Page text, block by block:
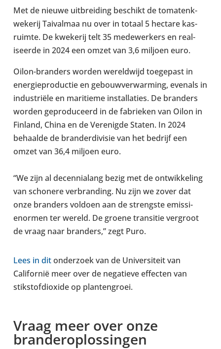
Met de nieuwe uit­breiding beschikt de tomaten­k­
wekerij Taival­maa nu over in totaal 5 hectare kas­
ruimte. De kwekerij telt 35 medew­erkers en real­
iseerde in 2024 een omzet van 3,6 miljoen euro.
Oilon-​branders worden wereld­wijd toege­past in
ener­giepro­ductie en gebouwver­warm­ing, evenals in
industriële en mar­itieme install­aties. De branders
worden gepro­duceerd in de fab­rieken van Oilon in
Finland, China en de Verenigde Staten. In 2024
behaalde de brander­di­visie van het bedrijf een
omzet van 36,4 miljoen euro.
“We zijn al decen­ni­alang bezig met de ontwikkel­ing
van schonere ver­brand­ing. Nu zijn we zover dat
onze branders voldoen aan de streng­ste emis­si­
enor­men ter wereld. De groene trans­itie ver­g­root
de vraag naar branders,” zegt Puro.
Lees in ditonderzoek van de Uni­versiteit van
Californië meer over de neg­atieve effecten van
stikstof­di­ox­ide op planten­groei.
Vraag meer over onze
branderoplossin­gen